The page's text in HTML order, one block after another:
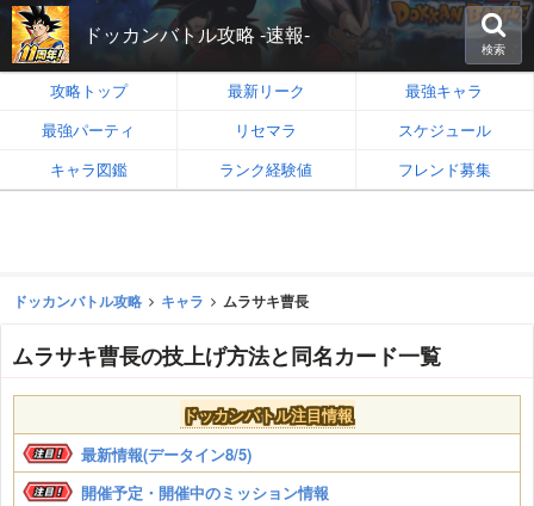
ドッカンバトル攻略 -速報-
検索
攻略トップ 最新リーク
最強キャラ
最強パーティ
リセマラ
スケジュール
キャラ図鑑
ランク経験値 フレンド募集
ドッカンバトル攻略 キャラ ムラサキ曹長
ムラサキ曹長の技上げ方法と同名カード一覧
ドッカンバトル注目情報
最新情報(データイン8/5)
開催予定・開催中のミッション情報